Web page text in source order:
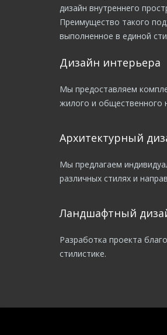
дизайн внутреннего
Преимущество такого
выполненное в единой
Дизайн интерьера
Мы предоставляем
жилого и общественного
Архитектурный
Мы предлагаем
различных стилях и
Ландшафтный
Разработка проекта
стилистике.